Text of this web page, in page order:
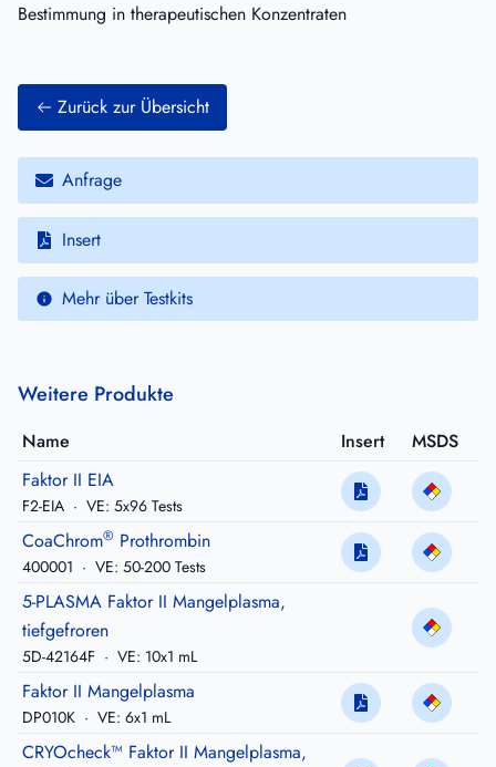
Bestimmung in therapeutischen Konzentraten
Zurück zur Übersicht
Anfrage
Insert
Mehr über Testkits
Weitere Produkte
Name Insert
MSDS
Faktor II EIA
F2-EIA · VE: 5x96 Tests
CoaChrom® Prothrombin
400001 · VE: 50-200 Tests
5-PLASMA Faktor II Mangelplasma,
tiefgefroren
5D-42164F · VE: 10x1 mL
Faktor II Mangelplasma
DP010K · VE: 6x1 mL
CRYOcheck™ Faktor II Mangelplasma,